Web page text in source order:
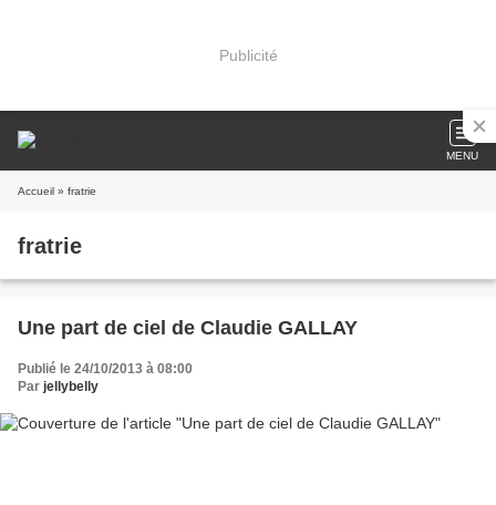
Publicité
MENU
Accueil » fratrie
fratrie
Une part de ciel de Claudie GALLAY
Publié le 24/10/2013 à 08:00
Par jellybelly